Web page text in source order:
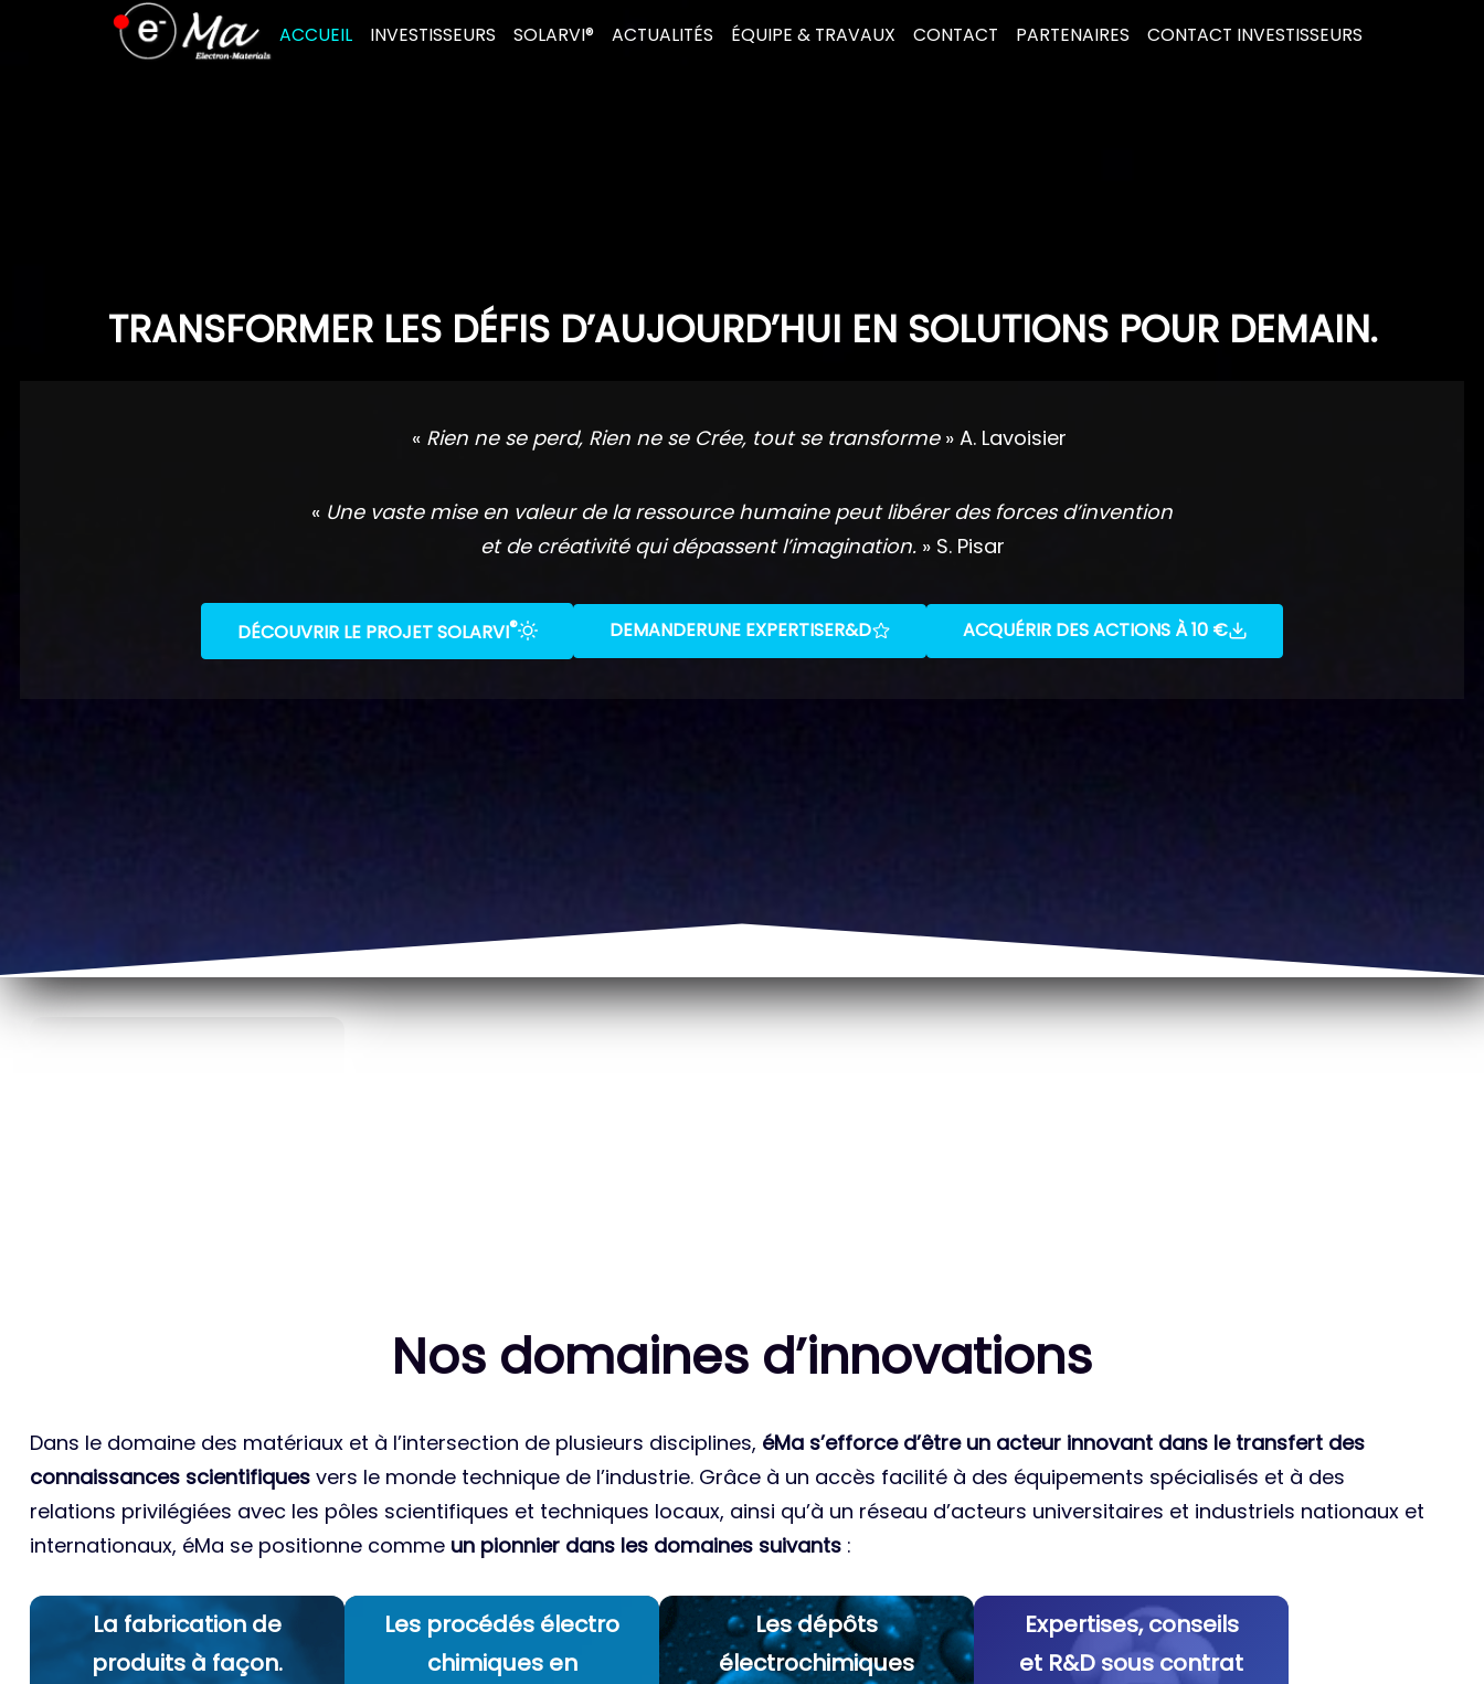
ACCUEIL INVESTISSEURS SOLARVI® ACTUALITÉS ÉQUIPE & TRAVAUX CONTACT PARTENAIRES CONTACT INVESTISSEURS
TRANSFORMER LES DÉFIS D’AUJOURD’HUI EN SOLUTIONS POUR DEMAIN.
« Rien ne se perd, Rien ne se Crée, tout se transforme » A. Lavoisier
« Une vaste mise en valeur de la ressource humaine peut libérer des forces d’invention
et de créativité qui dépassent l’imagination.» S. Pisar
DÉCOUVRIR LE PROJET SOLARVI® DEMANDERUNE EXPERTISER&D ACQUÉRIR DES ACTIONS À 10 €
Nos domaines d’innovations
Dans le domaine des matériaux et à l’intersection de plusieurs disciplines, éMa s’efforce d’être un acteur innovant dans le transfert des
connaissances scientifiques vers le monde technique de l’industrie. Grâce à un accès facilité à des équipements spécialisés et à des
relations privilégiées avec les pôles scientifiques et techniques locaux, ainsi qu’à un réseau d’acteurs universitaires et industriels nationaux et
internationaux, éMa se positionne comme un pionnier dans les domaines suivants :
La fabrication de
produits à façon.
Les procédés électro
chimiques en
Les dépôts
électrochimiques
Expertises, conseils
et R&D sous contrat